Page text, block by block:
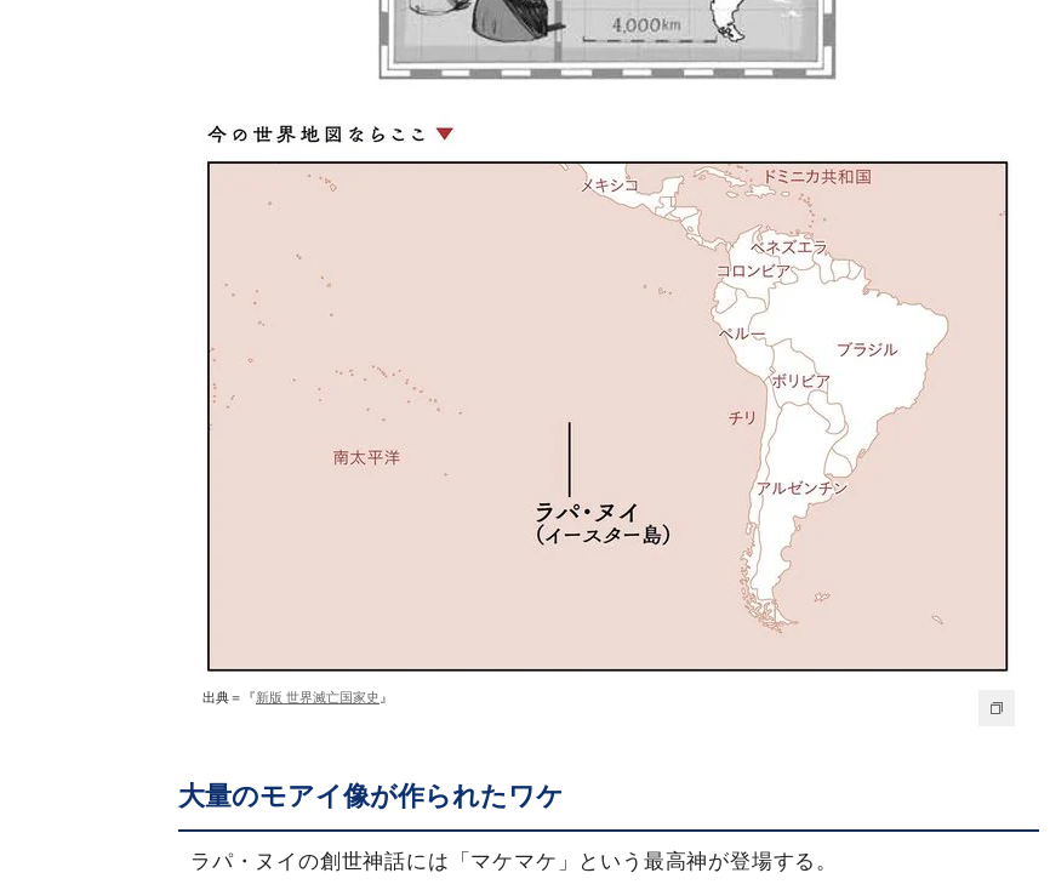
出典＝『新版 世界滅亡国家史 』
大量のモアイ像が作られたワケ
ラパ・ヌイの創世神話には「マケマケ」という最高神が登場する。